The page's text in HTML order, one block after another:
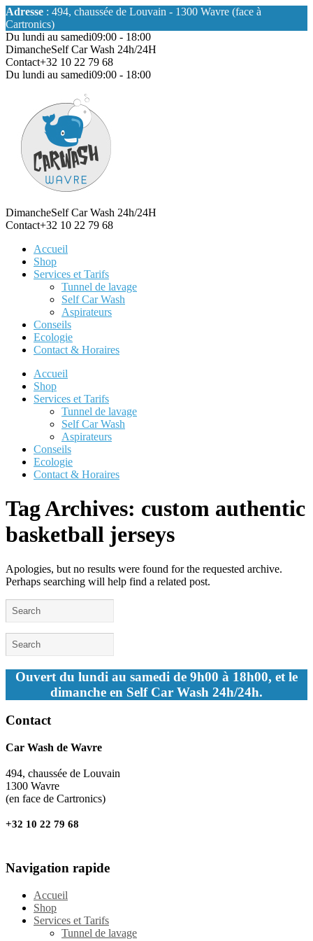
Adresse : 494, chaussée de Louvain - 1300 Wavre (face à
Cartronics)
Du lundi au samedi09:00 - 18:00
DimancheSelf Car Wash 24h/24H
Contact+32 10 22 79 68
Du lundi au samedi09:00 - 18:00
DimancheSelf Car Wash 24h/24H
Contact+32 10 22 79 68
Accueil
Shop
Services et Tarifs
Tunnel de lavage
Self Car Wash
Aspirateurs
Conseils
Ecologie
Contact & Horaires
Accueil
Shop
Services et Tarifs
Tunnel de lavage
Self Car Wash
Aspirateurs
Conseils
Ecologie
Contact & Horaires
Tag Archives: custom authentic
basketball jerseys
Apologies, but no results were found for the requested archive.
Perhaps searching will help find a related post.
Ouvert du lundi au samedi de 9h00 à 18h00, et le
dimanche en Self Car Wash 24h/24h.
Contact
Car Wash de Wavre
494, chaussée de Louvain
1300 Wavre
(en face de Cartronics)
+32 10 22 79 68
Navigation rapide
Accueil
Shop
Services et Tarifs
Tunnel de lavage